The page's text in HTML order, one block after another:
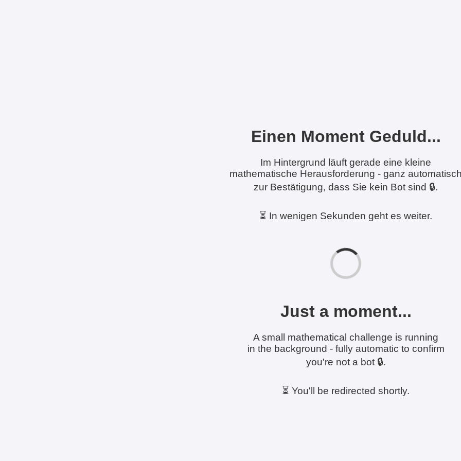
Einen Moment Geduld...
Im Hintergrund läuft gerade eine kleine
mathematische Herausforderung - ganz
zur Bestätigung, dass Sie kein Bot sind 🔒.
⏳ In wenigen Sekunden geht es weiter.
Just a moment...
A small mathematical challenge is running
in the background - fully automatic to confirm
you're not a bot 🔒.
⏳ You'll be redirected shortly.